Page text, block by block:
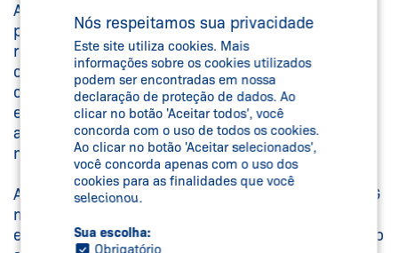
Além da valorização dessa característica, as
práticas sustentáveis das empresas também são
responsáveis por essa sensação de felicidade dos
colaboradores. As iniciativas colocam as equipes
como parte fundamental para a mudança e isso
estimula mais os profissionais, inclusive fora do
ambiente de trabalho, a fazer a diferença para o
mundo.
A consultoria identifica, ainda, que as práticas ESG
melhoram os ambientes corporativos,
especialmente no que diz respeito aos valores e ao
Nós respeitamos sua privacidade
Este site utiliza cookies. Mais
informações sobre os cookies utilizados
podem ser encontradas em nossa
declaração de proteção de dados. Ao
clicar no botão 'Aceitar todos', você
concorda com o uso de todos os cookies.
Ao clicar no botão 'Aceitar selecionados',
você concorda apenas com o uso dos
cookies para as finalidades que você
selecionou.
Sua escolha:
Obrigatório